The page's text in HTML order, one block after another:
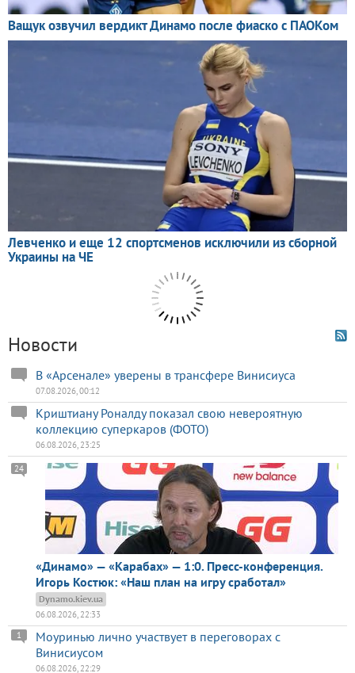
Новости
В «Арсенале» уверены в трансфере Винисиуса
07.08.2026, 00:12
Криштиану Роналду показал свою невероятную
коллекцию суперкаров (ФОТО)
06.08.2026, 23:25
«Динамо» — «Карабах» — 1:0. Пресс-конференция.
Игорь Костюк: «Наш план на игру сработал»
24
Dynamo.kiev.ua
06.08.2026, 22:33
Моуринью лично участвует в переговорах с
Винисиусом
1
06.08.2026, 22:29